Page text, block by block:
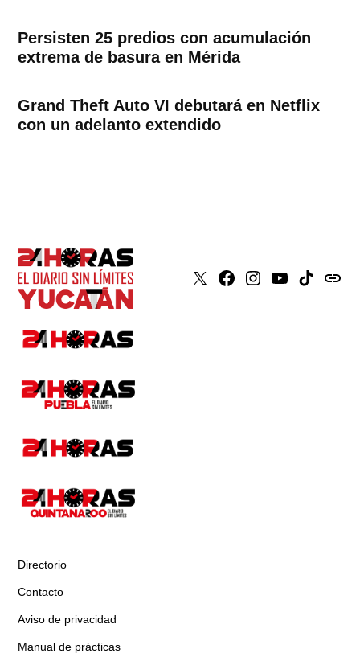
Persisten 25 predios con acumulación
extrema de basura en Mérida
Grand Theft Auto VI debutará en Netflix
con un adelanto extendido
X Faceboook
Instagram
YoutubeTiktokissuu
Directorio
Contacto
Aviso de privacidad
Manual de prácticas